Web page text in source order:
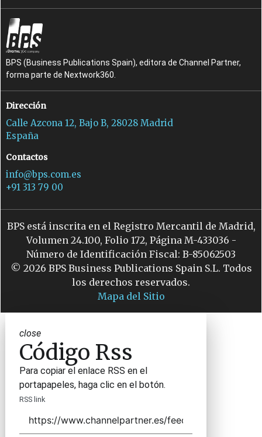
BPS (Business Publications Spain), editora de Channel Partner,
forma parte de Nextwork360.
Dirección
Calle Azcona 12, Bajo B, 28028 Madrid
España
Contactos
info@bps.com.es
+91 313 79 00
BPS está inscrita en el Registro Mercantil de Madrid,
Volumen 24.100, Folio 172, Página M-433036 -
Número de Identificación Fiscal: B-85062503
© 2026 BPS Business Publications Spain S.L. Todos
los derechos reservados.
Mapa del Sitio
close
Código Rss
Para copiar el enlace RSS en el
portapapeles, haga clic en el botón.
RSS link